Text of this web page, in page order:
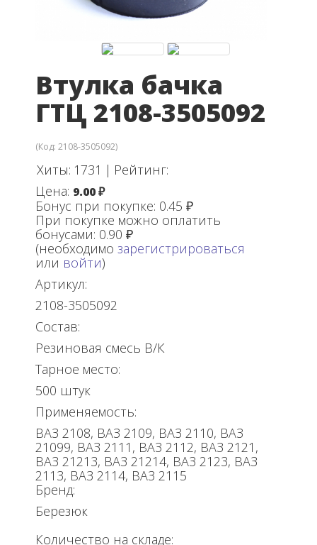
Втулка бачка
ГТЦ 2108-3505092
(Код: 2108-3505092)
Хиты: 1731 | Рейтинг:
Цена: 9.00 ₽
Бонус при покупке: 0.45 ₽
При покупке можно оплатить
бонусами: 0.90 ₽
(необходимо зарегистрироваться
или войти)
Артикул:
2108-3505092
Состав:
Резиновая смесь В/К
Тарное место:
500 штук
Применяемость:
ВАЗ 2108, ВАЗ 2109, ВАЗ 2110, ВАЗ
21099, ВАЗ 2111, ВАЗ 2112, ВАЗ 2121,
ВАЗ 21213, ВАЗ 21214, ВАЗ 2123, ВАЗ
2113, ВАЗ 2114, ВАЗ 2115
Бренд:
Березюк
Количество на складе: